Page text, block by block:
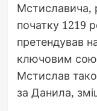
Мстиславича,
початку 1219
претендував
ключовим
Мстислав
за Данила,